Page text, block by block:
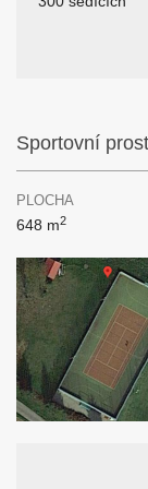
Sportovní
PLOCHA
648 m2